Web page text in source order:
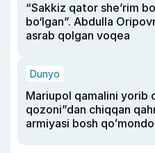
“Sakkiz qator she’rim
bo‘lgan”. Abdulla
asrab qolgan voqea
Dunyo
Mariupol qamalini yorib
qozoni”dan chiqqan
armiyasi bosh